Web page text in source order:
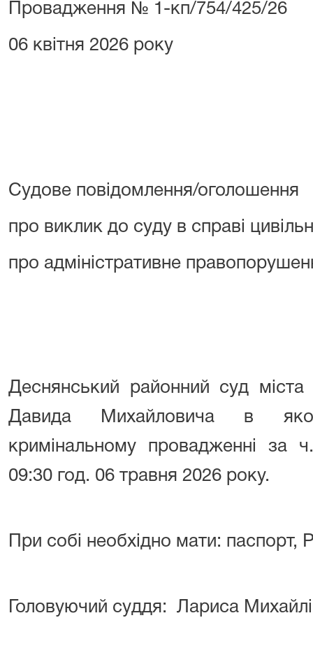
Провадження № 1-кп/754/425/26
06 квітня 2026 року
Судове повідомлення/оголошення
про виклик до суду в справі
про адміністративне
Деснянський районний суд
Давида Михайловича в
кримінальному провадженні за
09:30 год. 06 травня 2026 року.
При собі необхідно мати:
Головуючий суддя: Лариса